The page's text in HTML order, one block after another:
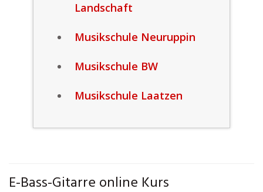
Landschaft
Musikschule Neuruppin
Musikschule BW
Musikschule Laatzen
E-Bass-Gitarre online Kurs